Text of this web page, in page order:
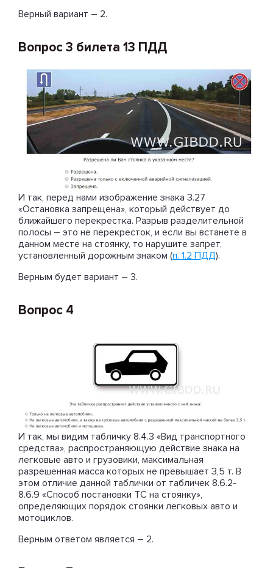
Верный вариант – 2.
Вопрос 3 билета 13 ПДД
И так, перед нами изображение знака 3.27
«Остановка запрещена», который действует до
ближайшего перекрестка. Разрыв разделительной
полосы – это не перекресток, и если вы встанете в
данном месте на стоянку, то нарушите запрет,
установленный дорожным знаком (п. 1.2 ПДД).
Верным будет вариант – 3.
Вопрос 4
И так, мы видим табличку 8.4.3 «Вид транспортного
средства», распространяющую действие знака на
легковые авто и грузовики, максимальная
разрешенная масса которых не превышает 3,5 т. В
этом отличие данной таблички от табличек 8.6.2-
8.6.9 «Способ постановки ТС на стоянку»,
определяющих порядок стоянки легковых авто и
мотоциклов.
Верным ответом является – 2.